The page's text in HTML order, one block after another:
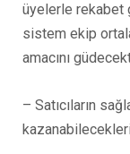
üyelerle rekabet
sistem ekip
amacını
– Satıcıların